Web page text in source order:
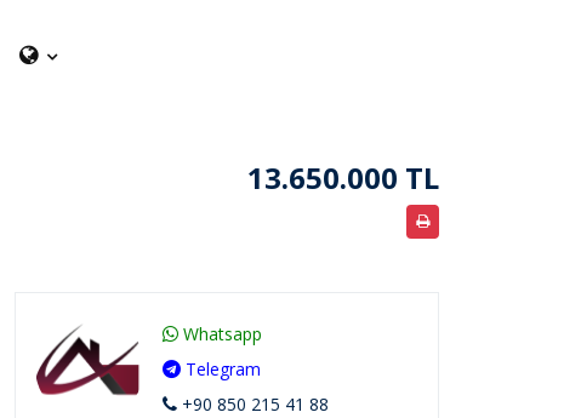
13.650.000 TL
Whatsapp
Telegram
+90 850 215 41 88